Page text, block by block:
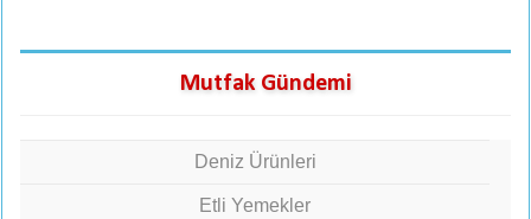
Mutfak Gündemi
Deniz Ürünleri
Etli Yemekler